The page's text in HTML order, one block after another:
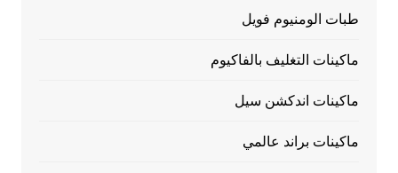
طبات الومنيوم فويل
ماكينات التغليف بالفاكيوم
ماكينات اندكشن سيل
ماكينات براند عالمي